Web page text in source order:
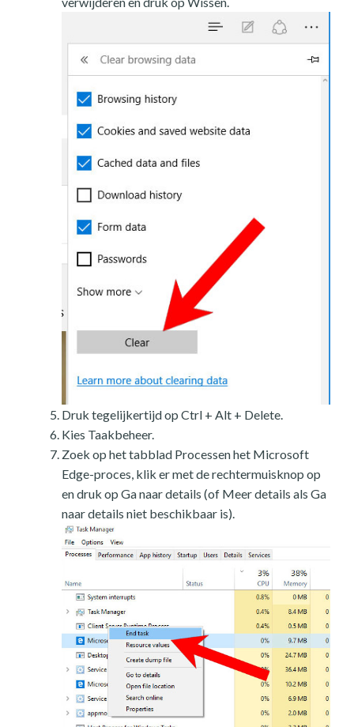
Druk tegelijkertijd op Ctrl + Alt + Delete.
Kies Taakbeheer.
Zoek op het tabblad Processen het Microsoft
Edge-proces, klik er met de rechtermuisknop op
en druk op Ga naar details (of Meer details als Ga
naar details niet beschikbaar is).